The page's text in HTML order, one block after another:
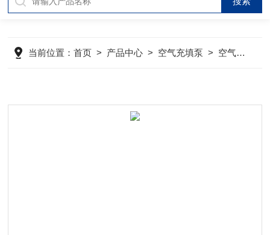
当前位置：首页 > 产品中心 > 空气充填泵 > 空气压缩机